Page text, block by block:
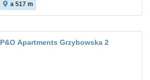
a 517 m
P&O Apartments Grzybowska 2